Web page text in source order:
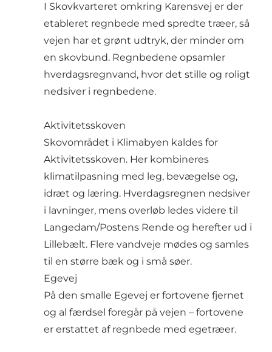
I Skovkvarteret omkring Karensvej er der
etableret regnbede med spredte træer, så
vejen har et grønt udtryk, der minder om
en skovbund. Regnbedene opsamler
hverdagsregnvand, hvor det stille og roligt
nedsiver i regnbedene.
Aktivitetsskoven
Skovområdet i Klimabyen kaldes for
Aktivitetsskoven. Her kombineres
klimatilpasning med leg, bevægelse og,
idræt og læring. Hverdagsregnen nedsiver
i lavninger, mens overløb ledes videre til
Langedam/Postens Rende og herefter ud i
Lillebælt. Flere vandveje mødes og samles
til en større bæk og i små søer.
Egevej
På den smalle Egevej er fortovene fjernet
og al færdsel foregår på vejen – fortovene
er erstattet af regnbede med egetræer.